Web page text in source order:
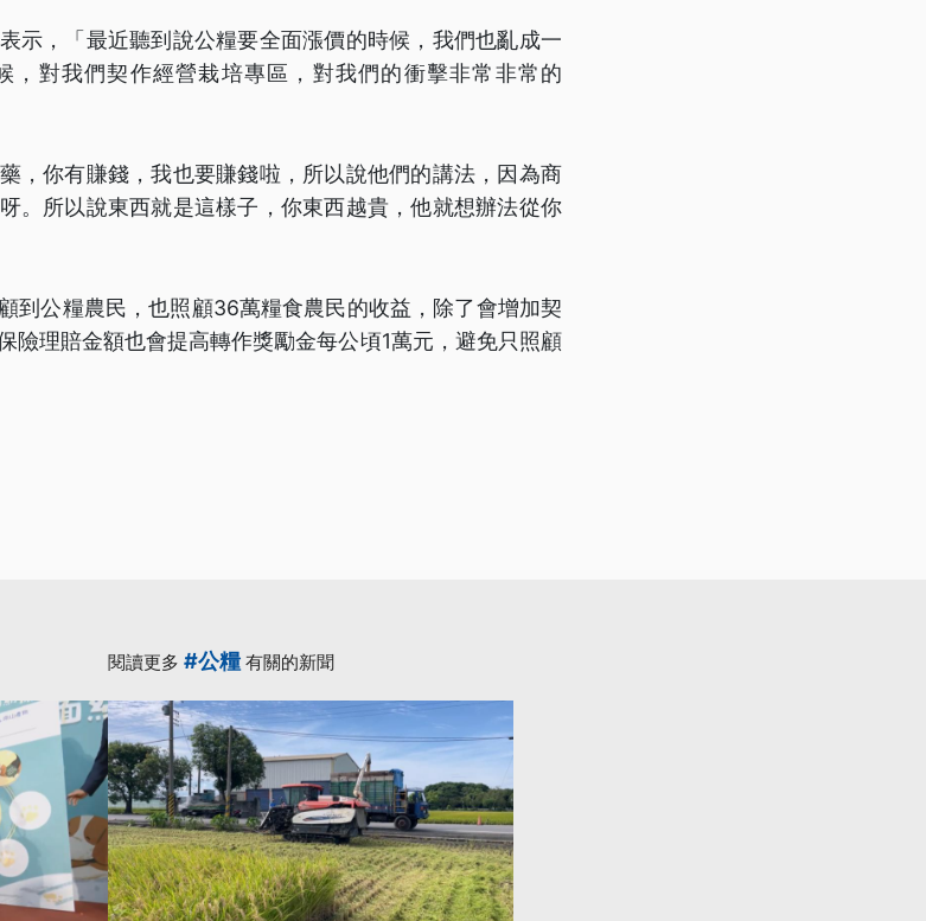
示，「最近聽到說公糧要全面漲價的時候，我們也亂成一
，對我們契作經營栽培專區，對我們的衝擊非常非常的
，你有賺錢，我也要賺錢啦，所以說他們的講法，因為商
。所以說東西就是這樣子，你東西越貴，他就想辦法從你
到公糧農民，也照顧36萬糧食農民的收益，除了會增加契
險理賠金額也會提高轉作獎勵金每公頃1萬元，避免只照顧
閱讀更多 #公糧 有關的新聞